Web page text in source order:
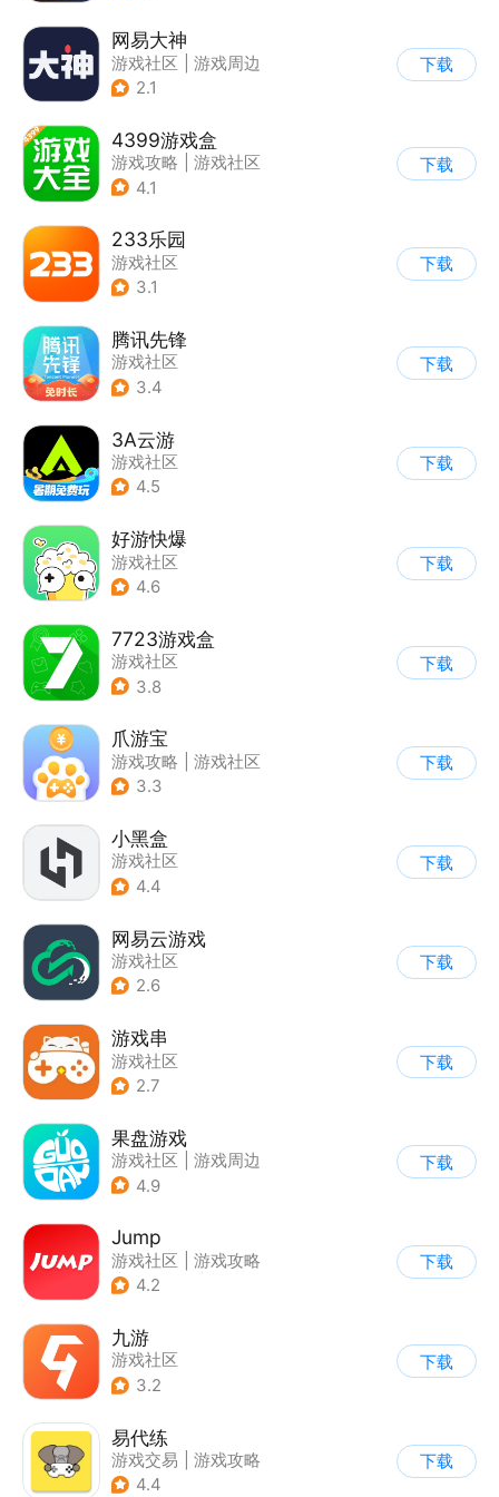
网易大神
游戏社区
游戏周边
2.1
下载
4399游戏盒
游戏攻略
游戏社区
4.1
下载
233乐园
游戏社区
3.1
下载
腾讯先锋
游戏社区
3.4
下载
3A云游
游戏社区
4.5
下载
好游快爆
游戏社区
4.6
下载
7723游戏盒
游戏社区
3.8
下载
爪游宝
游戏攻略
游戏社区
3.3
下载
小黑盒
游戏社区
4.4
下载
网易云游戏
游戏社区
2.6
下载
游戏串
游戏社区
2.7
下载
果盘游戏
游戏社区
游戏周边
4.9
下载
Jump
游戏社区
游戏攻略
| 游戏交易
4.2
下载
九游
游戏社区
3.2
下载
易代练
游戏交易
游戏攻略
| 游戏社区
4.4
下载